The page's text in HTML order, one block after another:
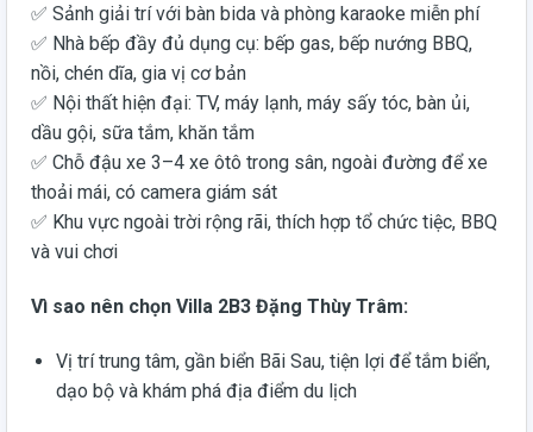
✅ Sảnh giải trí với bàn bida và phòng karaoke miễn phí
✅ Nhà bếp đầy đủ dụng cụ: bếp gas, bếp nướng BBQ,
nồi, chén dĩa, gia vị cơ bản
✅ Nội thất hiện đại: TV, máy lạnh, máy sấy tóc, bàn ủi,
dầu gội, sữa tắm, khăn tắm
✅ Chỗ đậu xe 3–4 xe ôtô trong sân, ngoài đường để xe
thoải mái, có camera giám sát
✅ Khu vực ngoài trời rộng rãi, thích hợp tổ chức tiệc, BBQ
và vui chơi
Vì sao nên chọn Villa 2B3 Đặng Thùy Trâm:
Vị trí trung tâm, gần biển Bãi Sau, tiện lợi để tắm biển,
dạo bộ và khám phá địa điểm du lịch